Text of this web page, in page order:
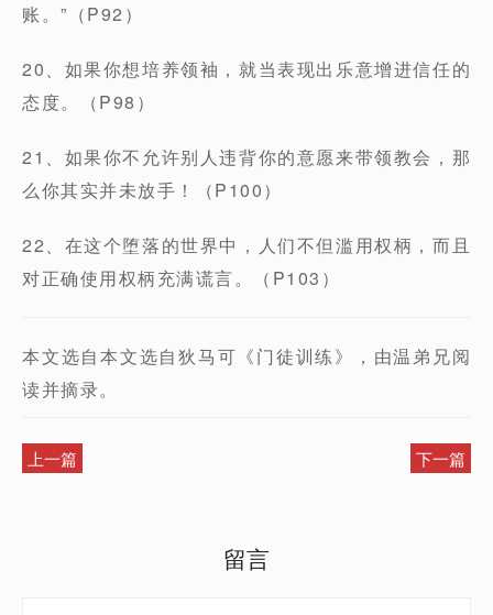
账。”（P92）
20、如果你想培养领袖，就当表现出乐意增进信任的
态度。（P98）
21、如果你不允许别人违背你的意愿来带领教会，那
么你其实并未放手！（P100）
22、在这个堕落的世界中，人们不但滥用权柄，而且
对正确使用权柄充满谎言。（P103）
本文选自本文选自狄马可《门徒训练》，由温弟兄阅
读并摘录。
上一篇 下一篇
留言